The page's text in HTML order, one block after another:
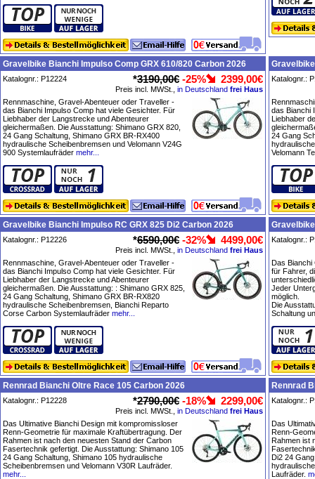
Gravelbike Bianchi Impulso Comp GRX 610/820 Carbon 2026
Katalognr.: P12224 *3190,00€ -25% 2399,00€
Preis incl. MWSt., in Deutschland frei Haus
Rennmaschine, Gravel-Abenteuer oder Traveller -
das Bianchi Impulso Comp hat viele Gesichter. Für
Liebhaber der Langstrecke und Abenteurer
gleichermaßen. Die Ausstattung: Shimano GRX 820,
24 Gang Schaltung, Shimano GRX BR-RX400
hydraulische Scheibenbremsen und Velomann V24G
900 Systemlaufräder mehr...
Katalognr.:
das Bianchi
Liebhaber
24 Gang
Velomann
Gravelbike Bianchi Impulso RC GRX 825 Di2 Carbon 2026
Katalognr.: P12226 *6590,00€ -32% 4499,00€
Preis incl. MWSt., in Deutschland frei Haus
Rennmaschine, Gravel-Abenteuer oder Traveller -
das Bianchi Impulso Comp hat viele Gesichter. Für
Liebhaber der Langstrecke und Abenteurer
gleichermaßen. Die Ausstattung: : Shimano GRX 825,
24 Gang Schaltung, Shimano GRX BR-RX820
hydraulische Scheibenbremsen, Bianchi Reparto
Corse Carbon Systemlaufräder mehr...
Katalognr.:
Das Bianchi
für Fahrer,
Jeder
möglich.
Die
Schaltung
Rennrad Bianchi Oltre Race 105 Carbon 2026
Katalognr.: P12228 *2790,00€ -18% 2299,00€
Preis incl. MWSt., in Deutschland frei Haus
Das Ultimative Bianchi Design mit kompromissloser
Renn-Geometrie für maximale Kraftübertragung. Der
Rahmen ist nach den neuesten Stand der Carbon
Fasertechnik gefertigt. Die Ausstattung: Shimano 105
24 Gang Schaltung, Shimano 105 hydraulische
Scheibenbremsen und Velomann V30R Laufräder.
mehr...
Rennrad
Katalognr.:
Das
Renn-
Rahmen ist
Di2 24
Laufräder.